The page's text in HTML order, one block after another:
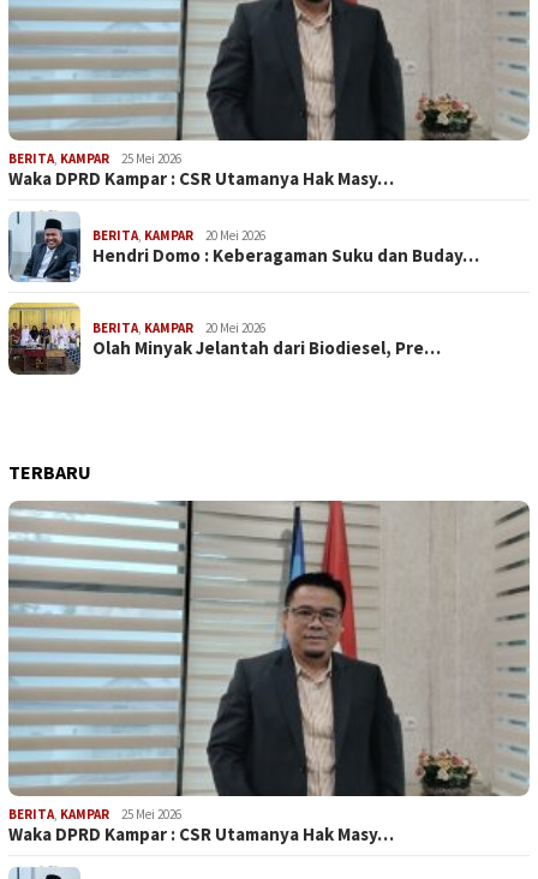
BERITA KAMPAR 25 Mei 2026
Waka DPRD Kampar : CSR Utamanya Hak Masy…
BERITA KAMPAR 20 Mei 2026
Hendri Domo : Keberagaman Suku dan Buday…
BERITA KAMPAR 20 Mei 2026
Olah Minyak Jelantah dari Biodiesel, Pre…
TERBARU
BERITA KAMPAR 25 Mei 2026
Waka DPRD Kampar : CSR Utamanya Hak Masy…